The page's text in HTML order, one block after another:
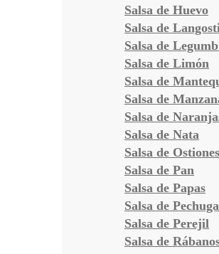
Salsa de Huevo
Salsa de
Salsa de
Salsa de Limón
Salsa de
Salsa de
Salsa de
Salsa de Nata
Salsa de Ostiones
Salsa de Pan
Salsa de Papas
Salsa de
Salsa de Perejil
Salsa de